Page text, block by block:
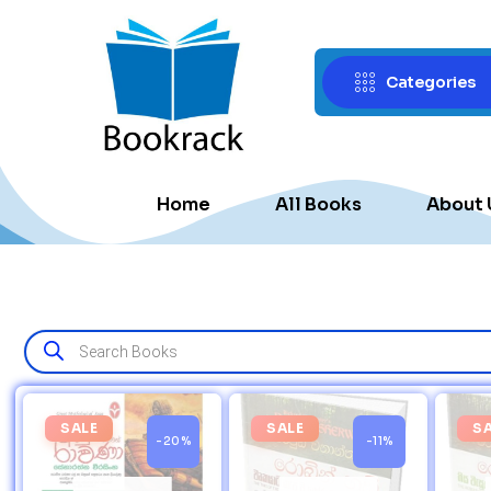
Categories
Home All Books About
SALE
-20%
SALE
-11%